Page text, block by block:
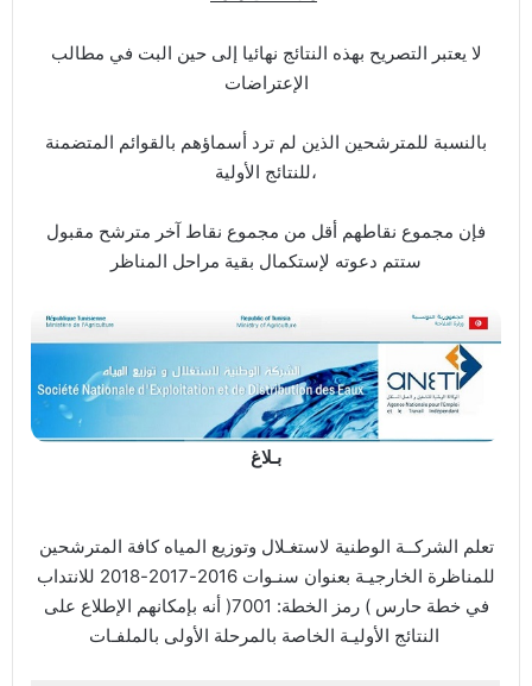
لا يعتبر التصريح بهذه النتائج نهائيا إلى حين البت في مطالب
الإعتراضات
بالنسبة للمترشحين الذين لم ترد أسماؤهم بالقوائم المتضمنة
للنتائج الأولية،
فإن مجموع نقاطهم أقل من مجموع نقاط آخر مترشح مقبول
ستتم دعوته لإستكمال بقية مراحل المناظر
بـلاغ
تعلم الشركــة الوطنية لاستغـلال وتوزيع المياه كافة المترشحين
للمناظرة الخارجيـة بعنوان سنـوات 2016-2017-2018 للانتداب
في خطة حارس ) رمز الخطة: 7001( أنه بإمكانهم الإطلاع على